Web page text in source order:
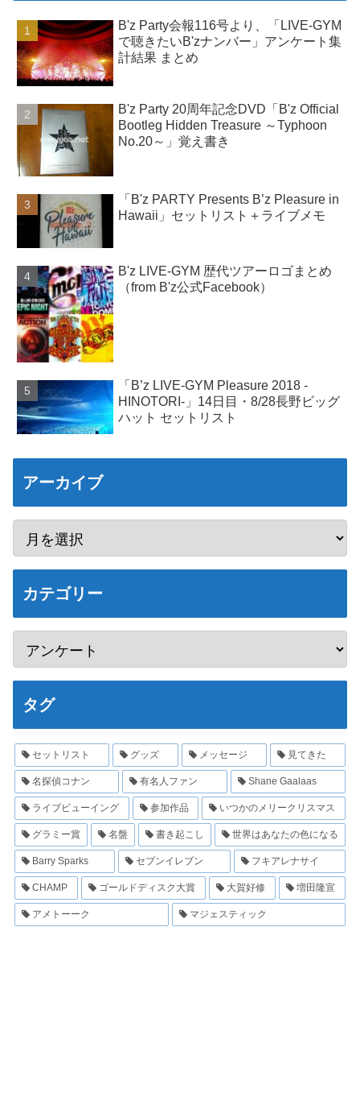
B'z Party会報116号より、「LIVE-GYM
で聴きたいB'zナンバー」アンケート集
計結果 まとめ
B'z Party 20周年記念DVD「B'z Official
Bootleg Hidden Treasure ～Typhoon
No.20～」覚え書き
「B'z PARTY Presents B’z Pleasure in
Hawaii」セットリスト＋ライブメモ
B'z LIVE-GYM 歴代ツアーロゴまとめ
（from B'z公式Facebook）
「B’z LIVE-GYM Pleasure 2018 -
HINOTORI-」14日目・8/28長野ビッグ
ハット セットリスト
アーカイブ
カテゴリー
タグ
セットリスト グッズ メッセージ 見てきた
名探偵コナン 有名人ファン Shane Gaalaas
ライブビューイング 参加作品 いつかのメリークリスマス
グラミー賞 名盤 書き起こし 世界はあなたの色になる
Barry Sparks セブンイレブン フキアレナサイ
CHAMP ゴールドディスク大賞 大賀好修 増田隆宣
アメトーーク マジェスティック